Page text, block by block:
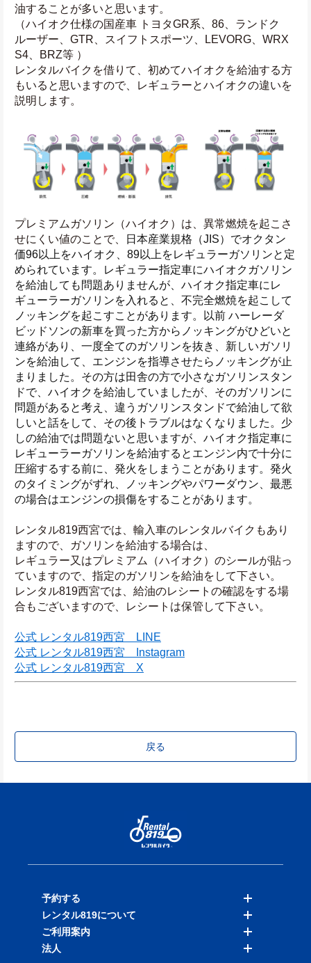
油することが多いと思います。
（ハイオク仕様の国産車 トヨタGR系、86、ランドク
ルーザー、GTR、スイフトスポーツ、LEVORG、WRX
S4、BRZ等 ）
レンタルバイクを借りて、初めてハイオクを給油する方
もいると思いますので、レギュラーとハイオクの違いを
説明します。
プレミアムガソリン（ハイオク）は、異常燃焼を起こさ
せにくい値のことで、
日本産業規格（JIS）でオクタン
価96以上をハイオク、89以上をレギュラーガソリンと定
められています。レギュラー指定車にハイオクガソリン
を給油しても問題ありませんが、ハイオク指定車にレ
ギューラーガソリンを入れると、不完全燃焼を起こして
ノッキングを起こすことがあります。以前 ハーレーダ
ビッドソンの新車を買った方からノッキングがひどいと
連絡があり、一度全てのガソリンを抜き、新しいガソリ
ンを給油して、エンジンを指導させたらノッキングが止
まりました。その方は田舎の方で小さなガソリンスタン
ドで、ハイオクを給油していましたが、そのガソリンに
問題があると考え、違うガソリンスタンドで給油して欲
しいと話をして、その後トラブルはなくなりました。少
しの給油では問題ないと思いますが、ハイオク指定車に
レギューラーガソリンを給油するとエンジン内で十分に
圧縮するする前に、発火をしまうことがあります。発火
のタイミングがずれ、ノッキングやパワーダウン、最悪
の場合はエンジンの損傷をすることがあります。
レンタル819西宮では、輸入車のレンタルバイクもあり
ますので、ガソリンを給油する場合は、
レギュラー又はプレミアム（ハイオク）のシールが貼っ
ていますので、指定のガソリンを給油をして下さい。
レンタル819西宮では、給油のレシートの確認をする場
合もございますので、レシートは保管して下さい。
公式 レンタル819西宮　LINE
公式 レンタル819西宮　Instagram
公式 レンタル819西宮　X
戻る
予約する
バイクを探す
店舗を探す
レンタル819について
料金表
ご利用案内
法人